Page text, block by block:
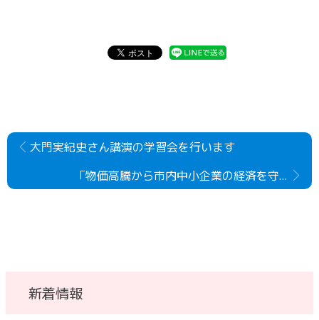
大門実紀史さん講演の学習会を行います
「物価高騰から市内中小企業の経済を守る緊急要望」を 福田市長に提出しました。
新着情報